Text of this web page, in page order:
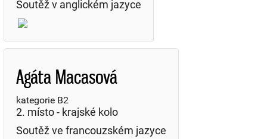
Soutěž v anglickém jazyce
Agáta Macasová
kategorie B2
2. místo - krajské kolo
Soutěž ve francouzském jazyce